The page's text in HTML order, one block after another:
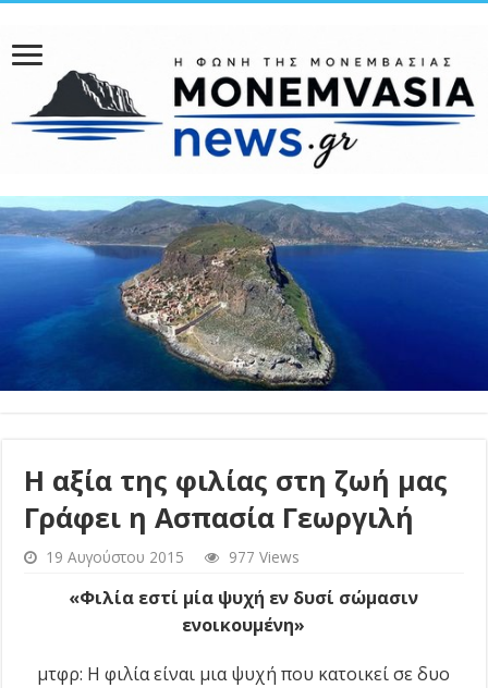
Η αξία της φιλίας στη ζωή μας
Γράφει η Ασπασία Γεωργιλή
19 Αυγούστου 2015 977 Views
«Φιλία εστί μία ψυχή εν δυσί σώμασιν
ενοικουμένη»
μτφρ: Η φιλία είναι μια ψυχή που κατοικεί σε δυο